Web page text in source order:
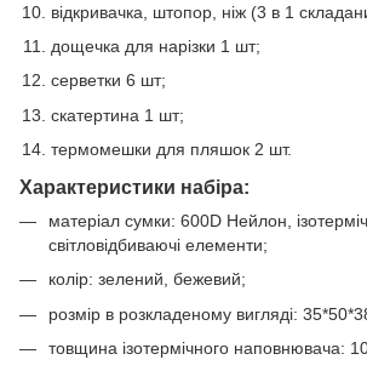
відкривачка, штопор, ніж (3 в 1
дощечка для нарізки 1 шт;
серветки 6 шт;
скатертина 1 шт;
термомешки для пляшок 2 шт.
Характеристики набіра:
матеріал сумки: 600D Нейлон,
світловідбиваючі елементи;
колір: зелений, бежевий;
розмір в розкладеному вигляді:
товщина ізотермічного наповнювача: